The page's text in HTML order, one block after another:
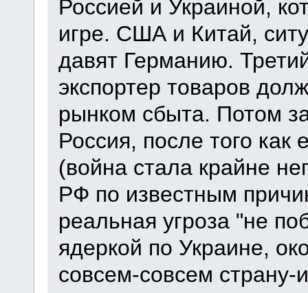
Россией и Украиной,
игре. США и Китай,
давят Германию.
экспортер товаров
рынком сбыта. Потом
Россия, после того
(война стала крайне
РФ по известным
реальная угроза "не
ядеркой по Украине,
совсем-совсем страну-